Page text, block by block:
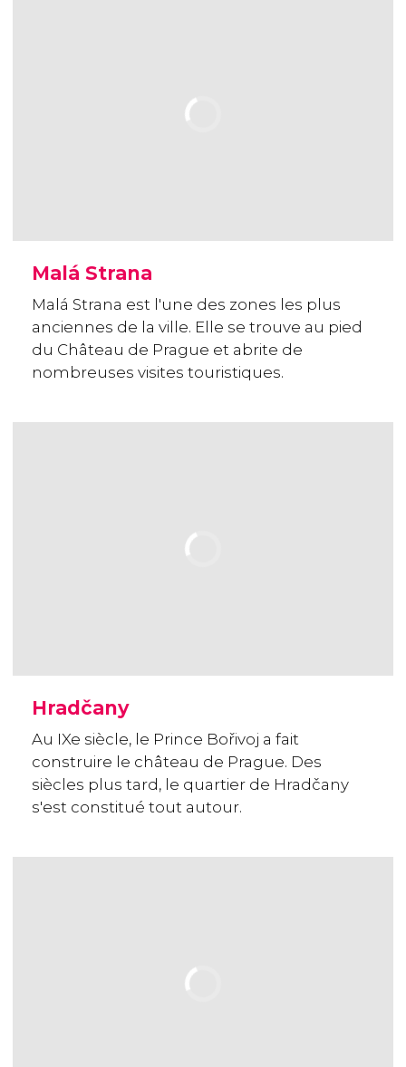
Malá Strana
Malá Strana est l'une des zones les plus
anciennes de la ville. Elle se trouve au pied
du Château de Prague et abrite de
nombreuses visites touristiques.
Hradčany
Au IXe siècle, le Prince Bořivoj a fait
construire le château de Prague. Des
siècles plus tard, le quartier de Hradčany
s'est constitué tout autour.